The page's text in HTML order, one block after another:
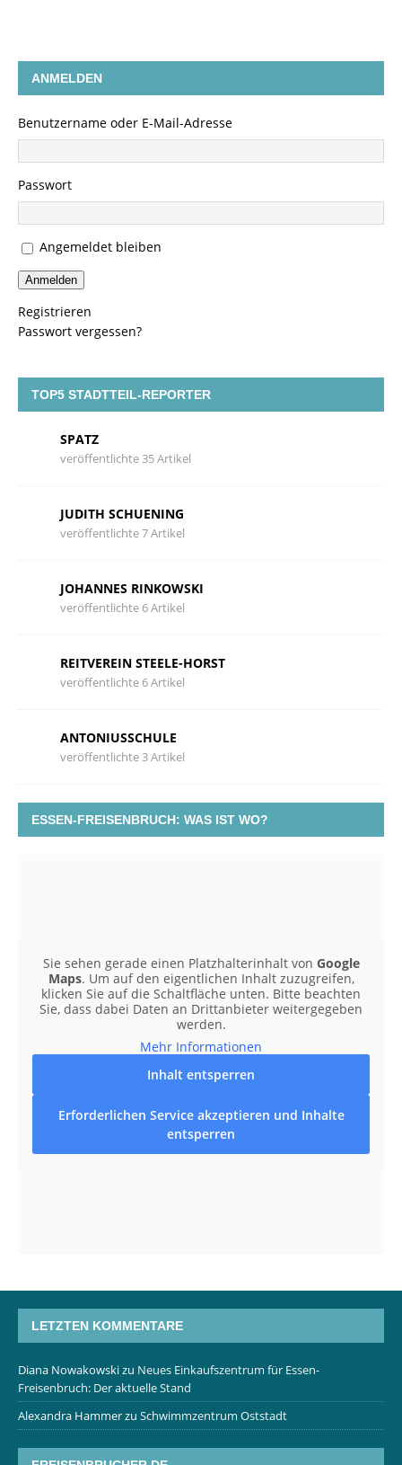
ANMELDEN
Benutzername oder E-Mail-Adresse
Passwort
Angemeldet bleiben
Anmelden
Registrieren
Passwort vergessen?
TOP5 STADTTEIL-REPORTER
SPATZ
veröffentlichte 35 Artikel
JUDITH SCHUENING
veröffentlichte 7 Artikel
JOHANNES RINKOWSKI
veröffentlichte 6 Artikel
REITVEREIN STEELE-HORST
veröffentlichte 6 Artikel
ANTONIUSSCHULE
veröffentlichte 3 Artikel
ESSEN-FREISENBRUCH: WAS IST WO?
Sie sehen gerade einen Platzhalterinhalt von Google
Maps. Um auf den eigentlichen Inhalt zuzugreifen,
klicken Sie auf die Schaltfläche unten. Bitte beachten
Sie, dass dabei Daten an Drittanbieter weitergegeben
werden.
Mehr Informationen
Inhalt entsperren
Erforderlichen Service akzeptieren und Inhalte
entsperren
LETZTEN KOMMENTARE
Diana Nowakowskizu Neues Einkaufszentrum für Essen-
Freisenbruch: Der aktuelle Stand
Alexandra Hammerzu Schwimmzentrum Oststadt